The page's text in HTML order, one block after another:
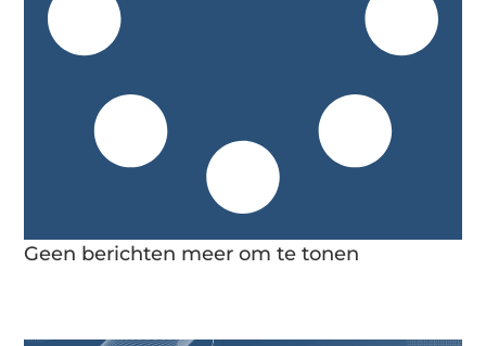
Geen berichten meer om te tonen